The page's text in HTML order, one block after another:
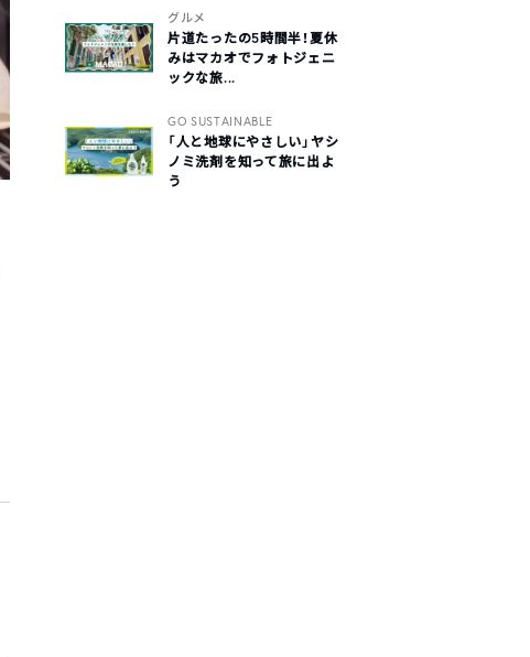
グルメ
片道たったの5時間半！夏休
みはマカオでフォトジェニ
ックな旅...
GO SUSTAINABLE
「人と地球にやさしい」ヤシ
ノミ洗剤を知って旅に出よ
う